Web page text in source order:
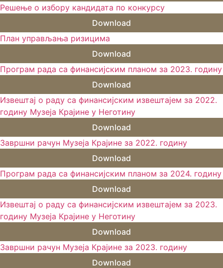
Решење о избору кандидата по конкурсу
Download
План управљања ризицима
Download
Програм рада са финансијским планом за 2023. годину
Download
Извештај о раду са финансијским извештајем за 2022.
годину Музеја Крајине у Неготину
Download
Завршни рачун Музеја Крајине за 2022. годину
Download
Програм рада са финансијским планом за 2024. годину
Download
Извештај о раду са финансијским извештајем за 2023.
годину Музеја Крајине у Неготину
Download
Завршни рачун Музеја Крајине за 2023. годину
Download